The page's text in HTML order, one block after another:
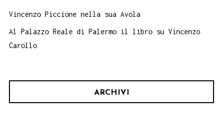
Vincenzo Piccione nella sua Avola
Al Palazzo Reale di Palermo il libro su Vincenzo
Carollo
ARCHIVI